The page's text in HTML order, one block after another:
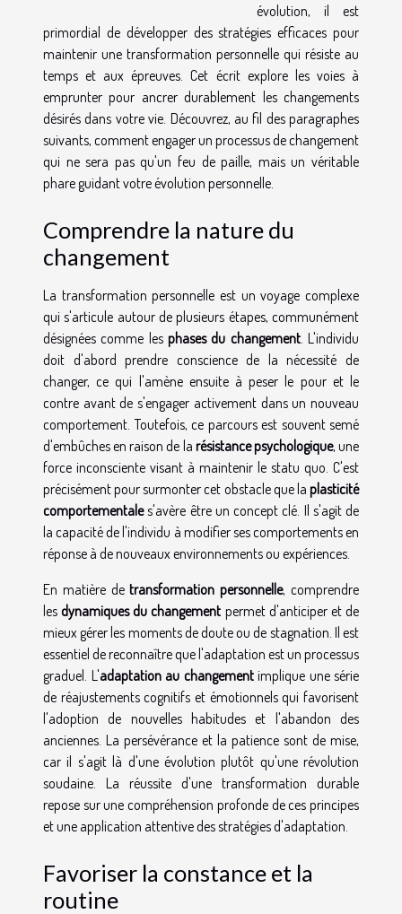
évolution, il est
primordial de développer des stratégies efficaces pour
maintenir une transformation personnelle qui résiste au
temps et aux épreuves. Cet écrit explore les voies à
emprunter pour ancrer durablement les changements
désirés dans votre vie. Découvrez, au fil des paragraphes
suivants, comment engager un processus de changement
qui ne sera pas qu'un feu de paille, mais un véritable
phare guidant votre évolution personnelle.
Comprendre la nature du
changement
La transformation personnelle est un voyage complexe
qui s'articule autour de plusieurs étapes, communément
désignées comme les phases du changement. L'individu
doit d'abord prendre conscience de la nécessité de
changer, ce qui l'amène ensuite à peser le pour et le
contre avant de s'engager activement dans un nouveau
comportement. Toutefois, ce parcours est souvent semé
d'embûches en raison de la résistance psychologique, une
force inconsciente visant à maintenir le statu quo. C'est
précisément pour surmonter cet obstacle que la plasticité
comportementales'avère être un concept clé. Il s'agit de
la capacité de l'individu à modifier ses comportements en
réponse à de nouveaux environnements ou expériences.
En matière detransformation personnelle, comprendre
lesdynamiques du changement permet d'anticiper et de
mieux gérer les moments de doute ou de stagnation. Il est
essentiel de reconnaître que l'adaptation est un processus
graduel. L'adaptation au changementimplique une série
de réajustements cognitifs et émotionnels qui favorisent
l'adoption de nouvelles habitudes et l'abandon des
anciennes. La persévérance et la patience sont de mise,
car il s'agit là d'une évolution plutôt qu'une révolution
soudaine. La réussite d'une transformation durable
repose sur une compréhension profonde de ces principes
et une application attentive des stratégies d'adaptation.
Favoriser la constance et la
routine